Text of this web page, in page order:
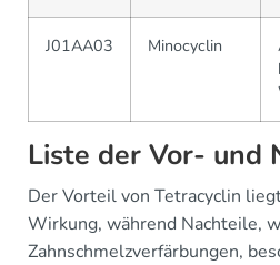
J01AA03 Minocyclin
Liste der Vor- und
Der Vorteil von Tetracyclin
Wirkung, während Nachteile,
Zahnschmelzverfärbungen,